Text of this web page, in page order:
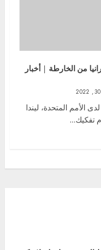
من الخارطة | أخبار
الأمم المتحدة، ليندا
تفكيك...